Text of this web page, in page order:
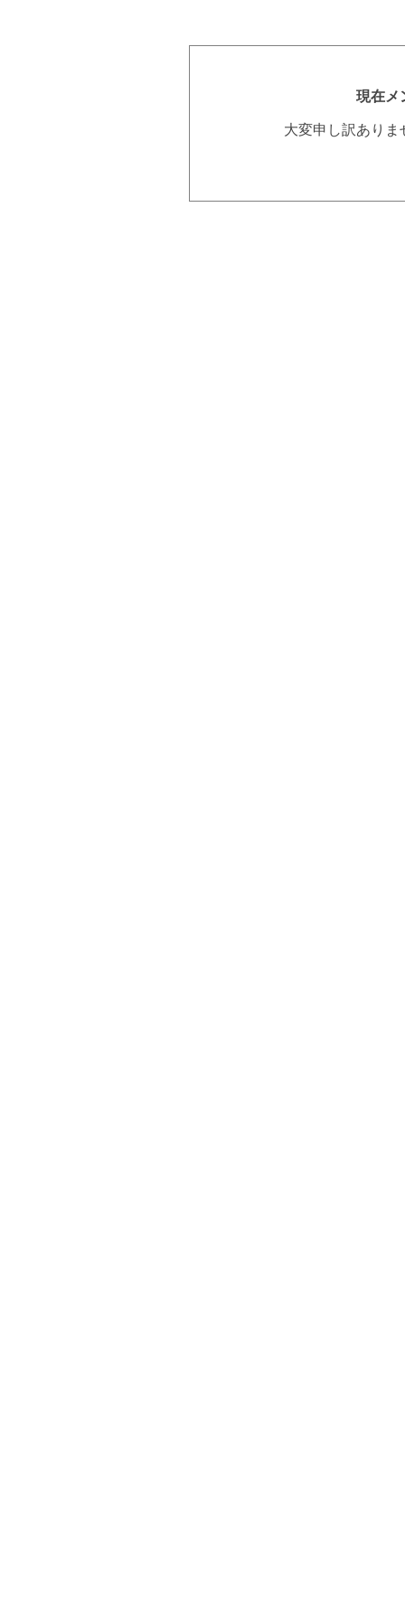
現在メ
大変申し訳あり